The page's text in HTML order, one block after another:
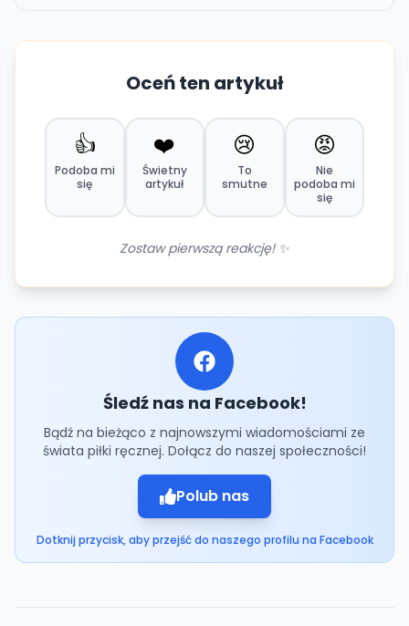
Oceń ten artykuł
👍
Podoba mi
się
❤️
Świetny
artykuł
😢
To
smutne
😡
Nie
podoba mi
się
Zostaw pierwszą reakcję! ✨
Śledź nas na Facebook!
Bądź na bieżąco z najnowszymi wiadomościami ze
świata piłki ręcznej. Dołącz do naszej społeczności!
Polub nas
Dotknij przycisk, aby przejść do naszego profilu na Facebook